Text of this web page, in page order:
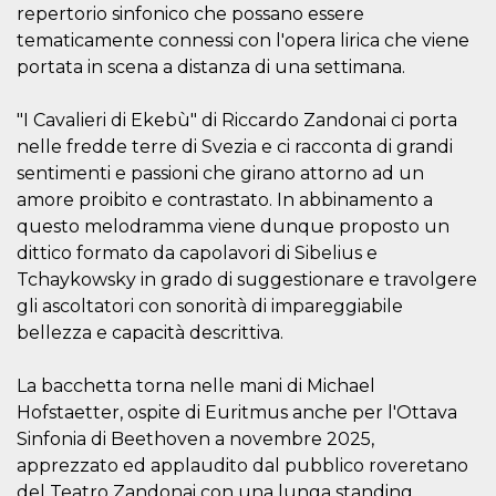
repertorio sinfonico che possano essere
tematicamente connessi con l'opera lirica che viene
portata in scena a distanza di una settimana.
"I Cavalieri di Ekebù" di Riccardo Zandonai ci porta
nelle fredde terre di Svezia e ci racconta di grandi
sentimenti e passioni che girano attorno ad un
amore proibito e contrastato. In abbinamento a
questo melodramma viene dunque proposto un
dittico formato da capolavori di Sibelius e
Tchaykowsky in grado di suggestionare e travolgere
gli ascoltatori con sonorità di impareggiabile
bellezza e capacità descrittiva.
La bacchetta torna nelle mani di Michael
Hofstaetter, ospite di Euritmus anche per l'Ottava
Sinfonia di Beethoven a novembre 2025,
apprezzato ed applaudito dal pubblico roveretano
Storage declaration
Storage
fbssls_314278995690155
Session
storage
wpEmojiSettingsSupports
Session
storage
cn_uc__
Local
Nome
Provider /
Dominio
Scadenza Descrizione
c_user
Meta
Platform Inc.
4
settimane
2 giorni
Cookie di
utente. Può